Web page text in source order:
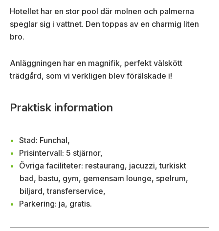
Hotellet har en stor pool där molnen och palmerna
speglar sig i vattnet. Den toppas av en charmig liten
bro.
Anläggningen har en magnifik, perfekt välskött
trädgård, som vi verkligen blev förälskade i!
Praktisk information
Stad: Funchal,
Prisintervall: 5 stjärnor,
Övriga faciliteter: restaurang, jacuzzi, turkiskt
bad, bastu, gym, gemensam lounge, spelrum,
biljard, transferservice,
Parkering: ja, gratis.